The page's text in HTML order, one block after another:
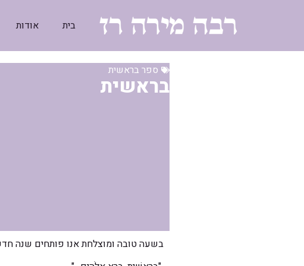
בית אודות
ספר בראשית
בראשית
בשעה טובה ומוצלחת אנו פותחים שנה